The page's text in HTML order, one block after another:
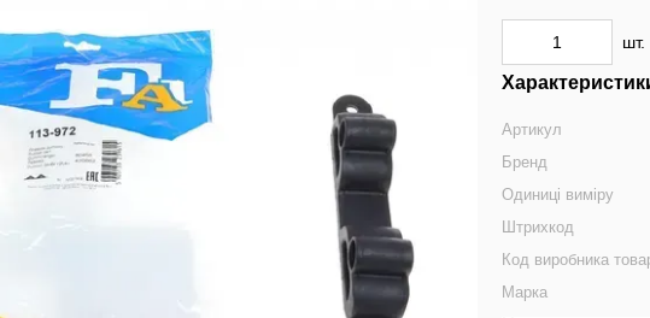
шт.
Артикул
Бренд
Одиниці виміру
Штрихкод
Код виробника
Марка